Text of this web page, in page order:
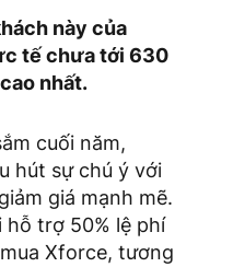
này của
tế chưa tới 630
nhất.
cuối năm,
hút sự chú ý với
giá mạnh mẽ.
hỗ trợ 50% lệ phí
Xforce, tương